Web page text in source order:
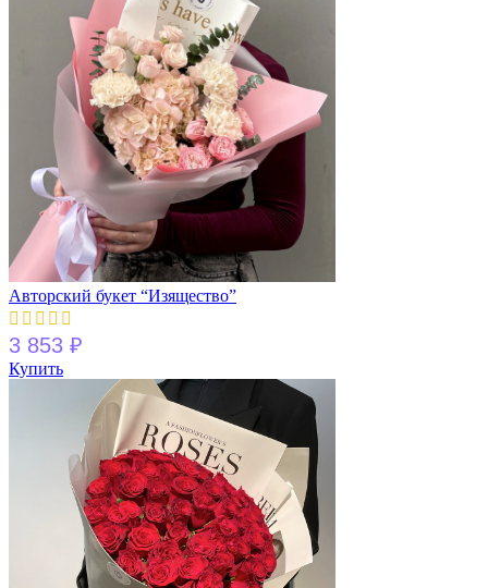
Авторский букет “Изящество”
3 853 ₽
Купить